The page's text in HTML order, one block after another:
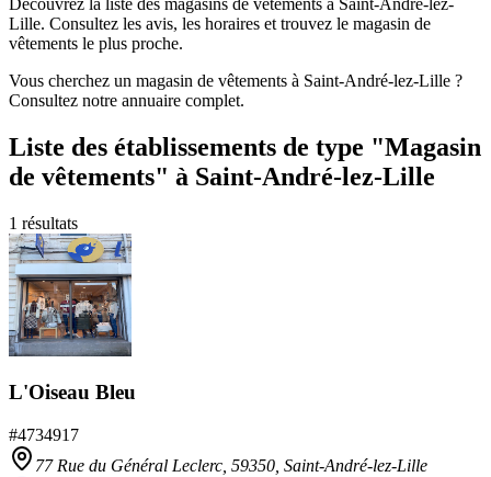
Lille. Consultez les avis, les horaires et trouvez le magasin de
vêtements le plus proche.
Vous cherchez un magasin de vêtements à Saint-André-lez-Lille ?
Consultez notre annuaire complet.
Liste des établissements de type "Magasin
de vêtements" à Saint-André-lez-Lille
1 résultats
L'Oiseau Bleu
#4734917
77 Rue du Général Leclerc, 59350 Saint-André-lez-Lille